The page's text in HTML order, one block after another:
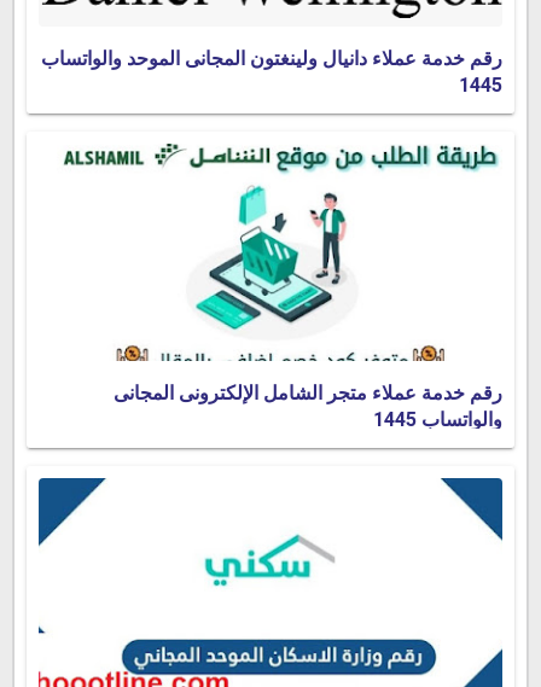
رقم خدمة عملاء دانيال ولينغتون المجانى الموحد والواتساب
1445
رقم خدمة عملاء متجر الشامل الإلكترونى المجانى
والواتساب 1445